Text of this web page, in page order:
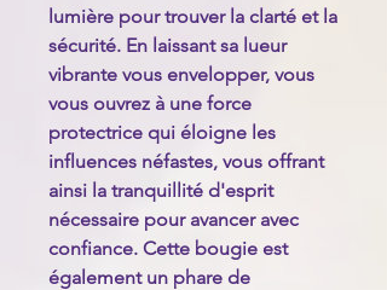
lumière pour trouver la clarté et la
sécurité. En laissant sa lueur
vibrante vous envelopper, vous
vous ouvrez à une force
protectrice qui éloigne les
influences néfastes, vous offrant
ainsi la tranquillité d'esprit
nécessaire pour avancer avec
confiance. Cette bougie est
également un phare de